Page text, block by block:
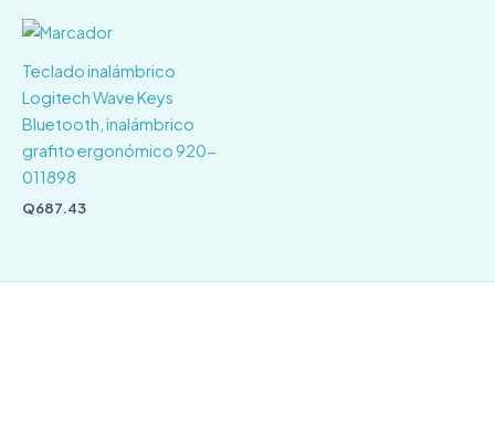
Teclado inalámbrico
Logitech Wave Keys
Bluetooth, inalámbrico
grafito ergonómico 920-
011898
Q687.43